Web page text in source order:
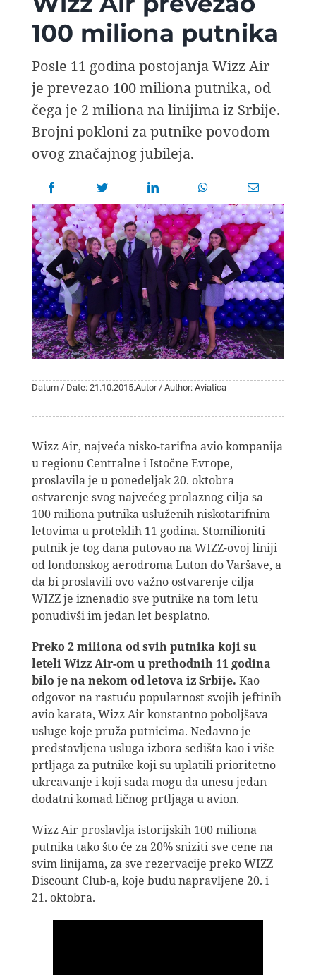
AVIOPEDIA
SPECIJAL
FOTO PRIČA
TEMA
AGENT
Search
for:
100 miliona putnika
Posle 11 godina postojanja Wizz Air
je prevezao 100 miliona putnika, od
čega je 2 miliona na linijima iz Srbije.
Brojni pokloni za putnike povodom
ovog značajnog jubileja.
Datum / Date: 21.10.2015.Autor / Author: Aviatica
Wizz Air, najveća nisko-tarifna avio kompanija
u regionu Centralne i Istočne Evrope,
proslavila je u ponedeljak 20. oktobra
ostvarenje svog najvećeg prolaznog cilja sa
100 miliona putnika usluženih niskotarifnim
letovima u proteklih 11 godina. Stomilioniti
putnik je tog dana putovao na WIZZ-ovoj liniji
od londonskog aerodroma Luton do Varšave, a
da bi proslavili ovo važno ostvarenje cilja
WIZZ je iznenadio sve putnike na tom letu
ponudivši im jedan let besplatno.
Preko 2 miliona od svih putnika koji su
leteli Wizz Air-om u prethodnih 11 godina
bilo je na nekom od letova iz Srbije. Kao
odgovor na rastuću popularnost svojih jeftinih
avio karata, Wizz Air konstantno poboljšava
usluge koje pruža putnicima. Nedavno je
predstavljena usluga izbora sedišta kao i više
prtljaga za putnike koji su uplatili prioritetno
ukrcavanje i koji sada mogu da unesu jedan
dodatni komad ličnog prtljaga u avion.
Wizz Air proslavlja istorijskih 100 miliona
putnika tako što će za 20% sniziti sve cene na
svim linijama, za sve rezervacije preko WIZZ
Discount Club-a, koje budu napravljene 20. i
21. oktobra.